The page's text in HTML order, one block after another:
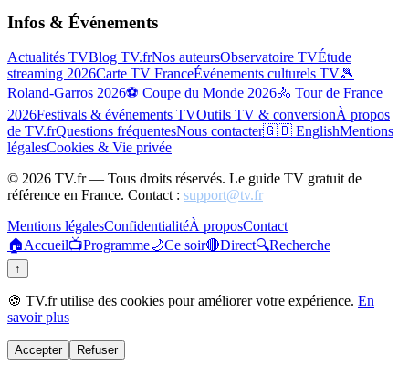
Infos & Événements
Actualités TVBlog TV.frNos auteursObservatoire TVÉtude
streaming 2026Carte TV FranceÉvénements culturels TV🎾
Roland-Garros 2026⚽ Coupe du Monde 2026🚴 Tour de France
2026Festivals & événements TVOutils TV & conversionÀ propos
de TV.frQuestions fréquentesNous contacter🇬🇧 EnglishMentions
légalesCookies & Vie privée
© 2026 TV.fr — Tous droits réservés. Le guide TV gratuit de
référence en France. Contact : support@tv.fr
Mentions légalesConfidentialitéÀ proposContact
🏠Accueil📺Programme🌙Ce soir🔴Direct🔍Recherche
↑
🍪 TV.fr utilise des cookies pour améliorer votre expérience. En
savoir plus
Accepter Refuser